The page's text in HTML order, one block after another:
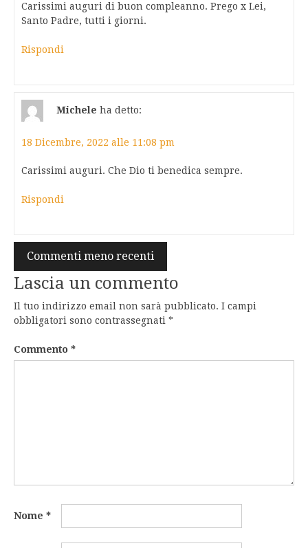
Carissimi auguri di buon compleanno. Prego x Lei,
Santo Padre, tutti i giorni.
Rispondi
Michele ha detto:
18 Dicembre, 2022 alle 11:08 pm
Carissimi auguri. Che Dio ti benedica sempre.
Rispondi
Navigazione
commenti
Commenti meno recenti
Lascia un commento
Il tuo indirizzo email non sarà pubblicato. I campi
obbligatori sono contrassegnati *
Commento *
Nome *